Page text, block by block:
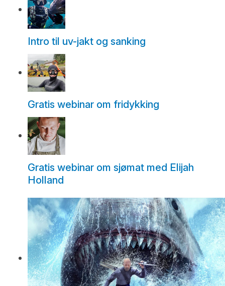
Intro til uv-jakt og sanking
Gratis webinar om fridykking
Gratis webinar om sjømat med Elijah
Holland